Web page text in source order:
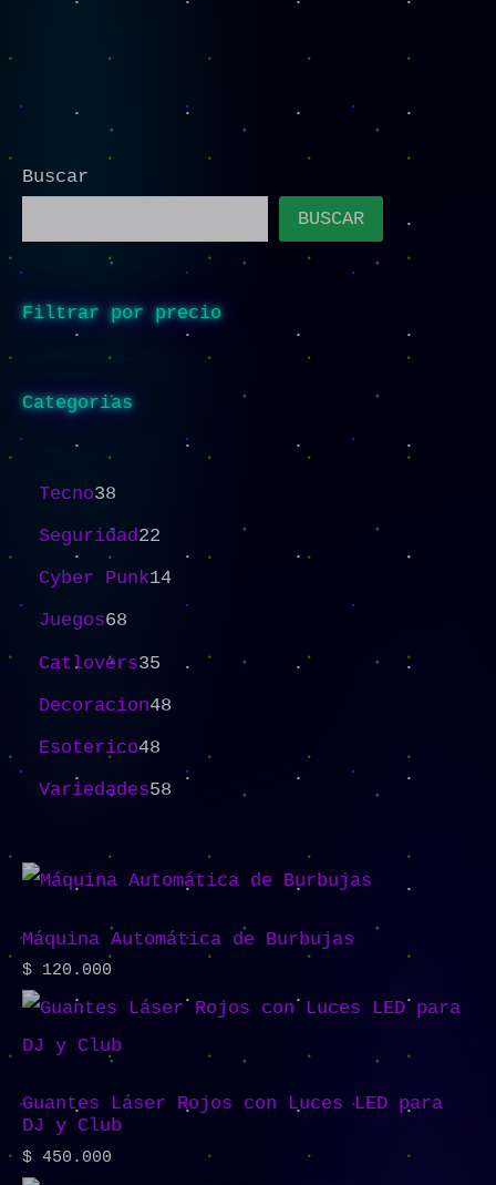
Buscar
BUSCAR
Filtrar por precio
Categorias
Tecno38
Seguridad22
Cyber Punk14
Juegos68
Catlovers35
Decoracion48
Esoterico48
Variedades58
Máquina Automática de Burbujas
$ 120.000
Guantes Láser Rojos con Luces LED para
DJ y Club
$ 450.000